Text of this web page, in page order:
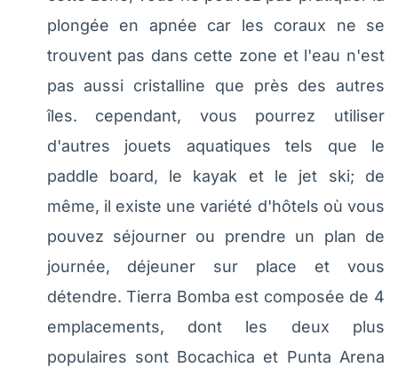
plongée en apnée car les coraux ne se
trouvent pas dans cette zone et l'eau n'est
pas aussi cristalline que près des autres
îles. cependant, vous pourrez utiliser
d'autres jouets aquatiques tels que le
paddle board, le kayak et le jet ski; de
même, il existe une variété d'hôtels où vous
pouvez séjourner ou prendre un plan de
journée, déjeuner sur place et vous
détendre. Tierra Bomba est composée de 4
emplacements, dont les deux plus
populaires sont Bocachica et Punta Arena